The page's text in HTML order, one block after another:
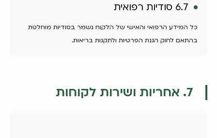
6.7 סודיות רפואית
כל המידע הרפואי והאישי של הלקוח נשמר בסודיות מוחלטת
בהתאם לחוק הגנת הפרטיות ולתקנות בריאות.
7. אחריות ושירות לקוחות